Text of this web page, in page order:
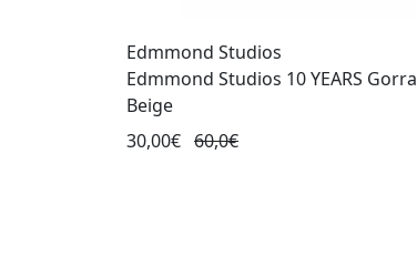
Edmmond Studios
Edmmond Studios 10 YEARS Gorra
Beige
30,00€ 60,0€